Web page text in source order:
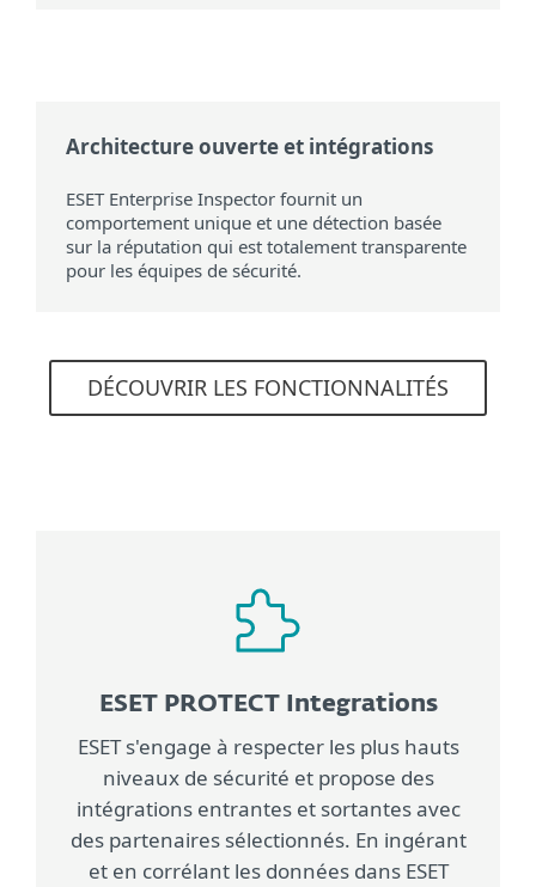
Architecture ouverte et intégrations
ESET Enterprise Inspector fournit un
comportement unique et une détection basée
sur la réputation qui est totalement transparente
pour les équipes de sécurité.
DÉCOUVRIR LES FONCTIONNALITÉS
ESET PROTECT Integrations
ESET s'engage à respecter les plus hauts
niveaux de sécurité et propose des
intégrations entrantes et sortantes avec
des partenaires sélectionnés. En ingérant
et en corrélant les données dans ESET